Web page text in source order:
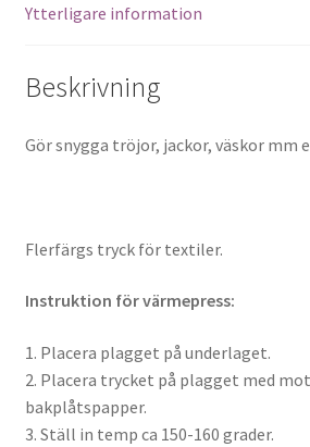
Ytterligare information
Beskrivning
Gör snygga tröjor, jackor, väskor mm
Flerfärgs tryck för textiler.
Instruktion för värmepress:
1. Placera plagget på underlaget.
2. Placera trycket på plagget med
bakplåtspapper.
3. Ställ in temp ca 150-160 grader.